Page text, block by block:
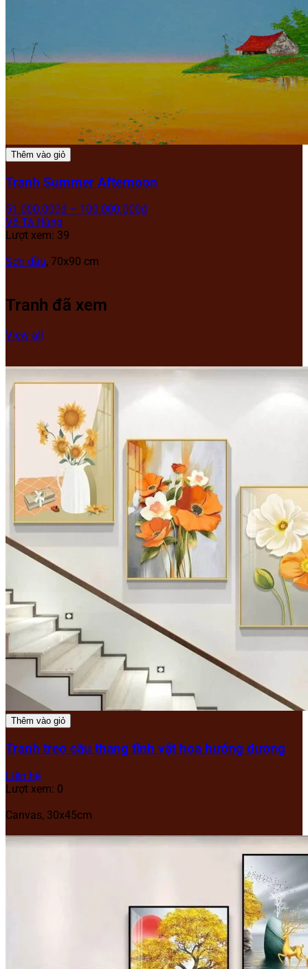
Thêm vào giỏ
Tranh Summer Afternoon
51.000.000₫ – 100.000.000₫
Võ Tá Hùng
Lượt xem: 39
Sơn dầu, 70x90 cm
Tranh đã xem
View all
Thêm vào giỏ
Tranh treo cầu thang tĩnh vật hoa hướng dương
Liên hệ
Lượt xem: 0
Canvas, 30x45cm